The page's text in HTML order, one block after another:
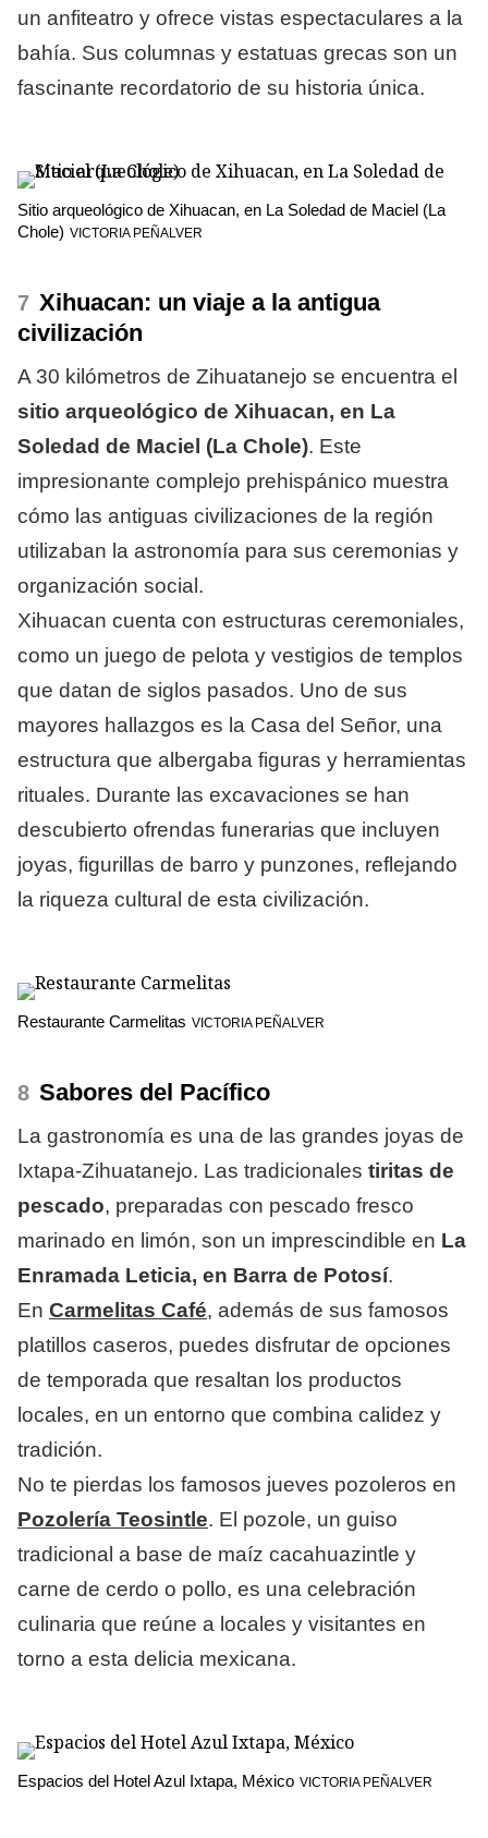
un anfiteatro y ofrece vistas espectaculares a la
bahía. Sus columnas y estatuas grecas son un
fascinante recordatorio de su historia única.
Sitio arqueológico de Xihuacan, en La Soledad de Maciel (La
Chole) VICTORIA PEÑALVER
Xihuacan: un viaje a la antigua
civilización
A 30 kilómetros de Zihuatanejo se encuentra el
sitio arqueológico de Xihuacan, en La
Soledad de Maciel (La Chole). Este
impresionante complejo prehispánico muestra
cómo las antiguas civilizaciones de la región
utilizaban la astronomía para sus ceremonias y
organización social.
Xihuacan cuenta con estructuras ceremoniales,
como un juego de pelota y vestigios de templos
que datan de siglos pasados. Uno de sus
mayores hallazgos es la Casa del Señor, una
estructura que albergaba figuras y herramientas
rituales. Durante las excavaciones se han
descubierto ofrendas funerarias que incluyen
joyas, figurillas de barro y punzones, reflejando
la riqueza cultural de esta civilización.
Restaurante Carmelitas VICTORIA PEÑALVER
Sabores del Pacífico
La gastronomía es una de las grandes joyas de
Ixtapa-Zihuatanejo. Las tradicionales tiritas de
pescado, preparadas con pescado fresco
marinado en limón, son un imprescindible en La
Enramada Leticia, en Barra de Potosí.
En Carmelitas Café, además de sus famosos
platillos caseros, puedes disfrutar de opciones
de temporada que resaltan los productos
locales, en un entorno que combina calidez y
tradición.
No te pierdas los famosos jueves pozoleros en
Pozolería Teosintle. El pozole, un guiso
tradicional a base de maíz cacahuazintle y
carne de cerdo o pollo, es una celebración
culinaria que reúne a locales y visitantes en
torno a esta delicia mexicana.
Espacios del Hotel Azul Ixtapa, México VICTORIA PEÑALVER